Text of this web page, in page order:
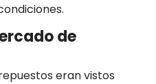
de
eran vistos